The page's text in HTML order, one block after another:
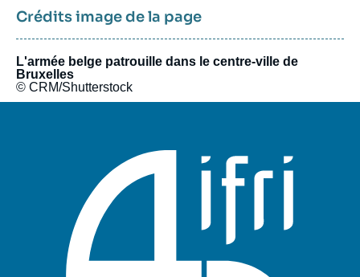
national et international.
Crédits image de la page
L'armée belge patrouille dans le centre-ville de
Bruxelles
© CRM/Shutterstock